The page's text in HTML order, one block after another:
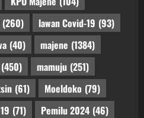
(260) lawan Covid-19 (93)
(40) majene (1384)
(450) mamuju (251)
(61) Moeldoko (79)
(71) Pemilu 2024 (46)